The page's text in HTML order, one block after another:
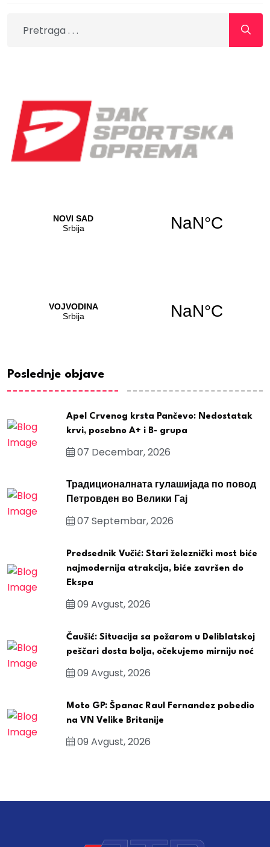
Poslednje objave
Apel Crvenog krsta Pančevo: Nedostatak
krvi, posebno A+ i B- grupa
07 Decembar, 2026
Традиционалната гулашијада по повод
Петровден во Велики Гај
07 Septembar, 2026
Predsednik Vučić: Stari železnički most biće
najmodernija atrakcija, biće završen do
Ekspa
09 Avgust, 2026
Čaušić: Situacija sa požarom u Deliblatskoj
peščari dosta bolja, očekujemo mirniju noć
09 Avgust, 2026
Moto GP: Španac Raul Fernandez pobedio
na VN Velike Britanije
09 Avgust, 2026